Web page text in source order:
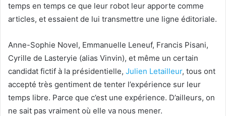
temps en temps ce que leur robot leur apporte comme
articles, et essaient de lui transmettre une ligne éditoriale.
Anne-Sophie Novel, Emmanuelle Leneuf, Francis Pisani,
Cyrille de Lasteryie (alias Vinvin), et même un certain
candidat fictif à la présidentielle, Julien Letailleur, tous ont
accepté très gentiment de tenter l’expérience sur leur
temps libre. Parce que c’est une expérience. D’ailleurs, on
ne sait pas vraiment où elle va nous mener.